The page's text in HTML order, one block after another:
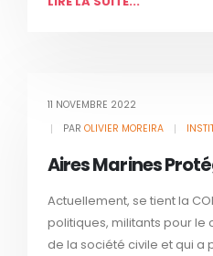
11 NOVEMBRE 2022
PAROLIVIER MOREIRA
Aires Marines
Actuellement, se tient la
politiques, militants pour le
de la société civile et qui a